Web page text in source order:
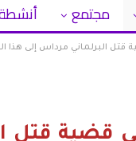
مجتمع
البرلماني مرداس إلى هذا
قضية قتل